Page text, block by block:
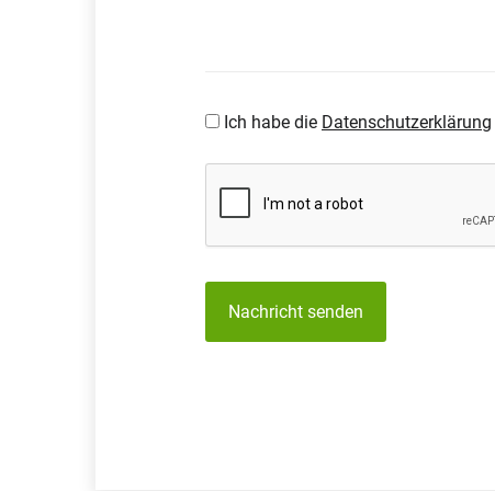
Ich habe die Datenschutzerklärung
Nachricht senden